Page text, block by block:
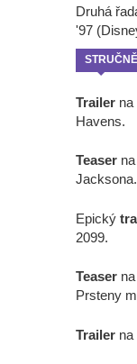
Druhá
'97
Trailer
Havens.
Teaser
Jacksona.
Epický
2099.
Teaser
Prsteny
Trailer